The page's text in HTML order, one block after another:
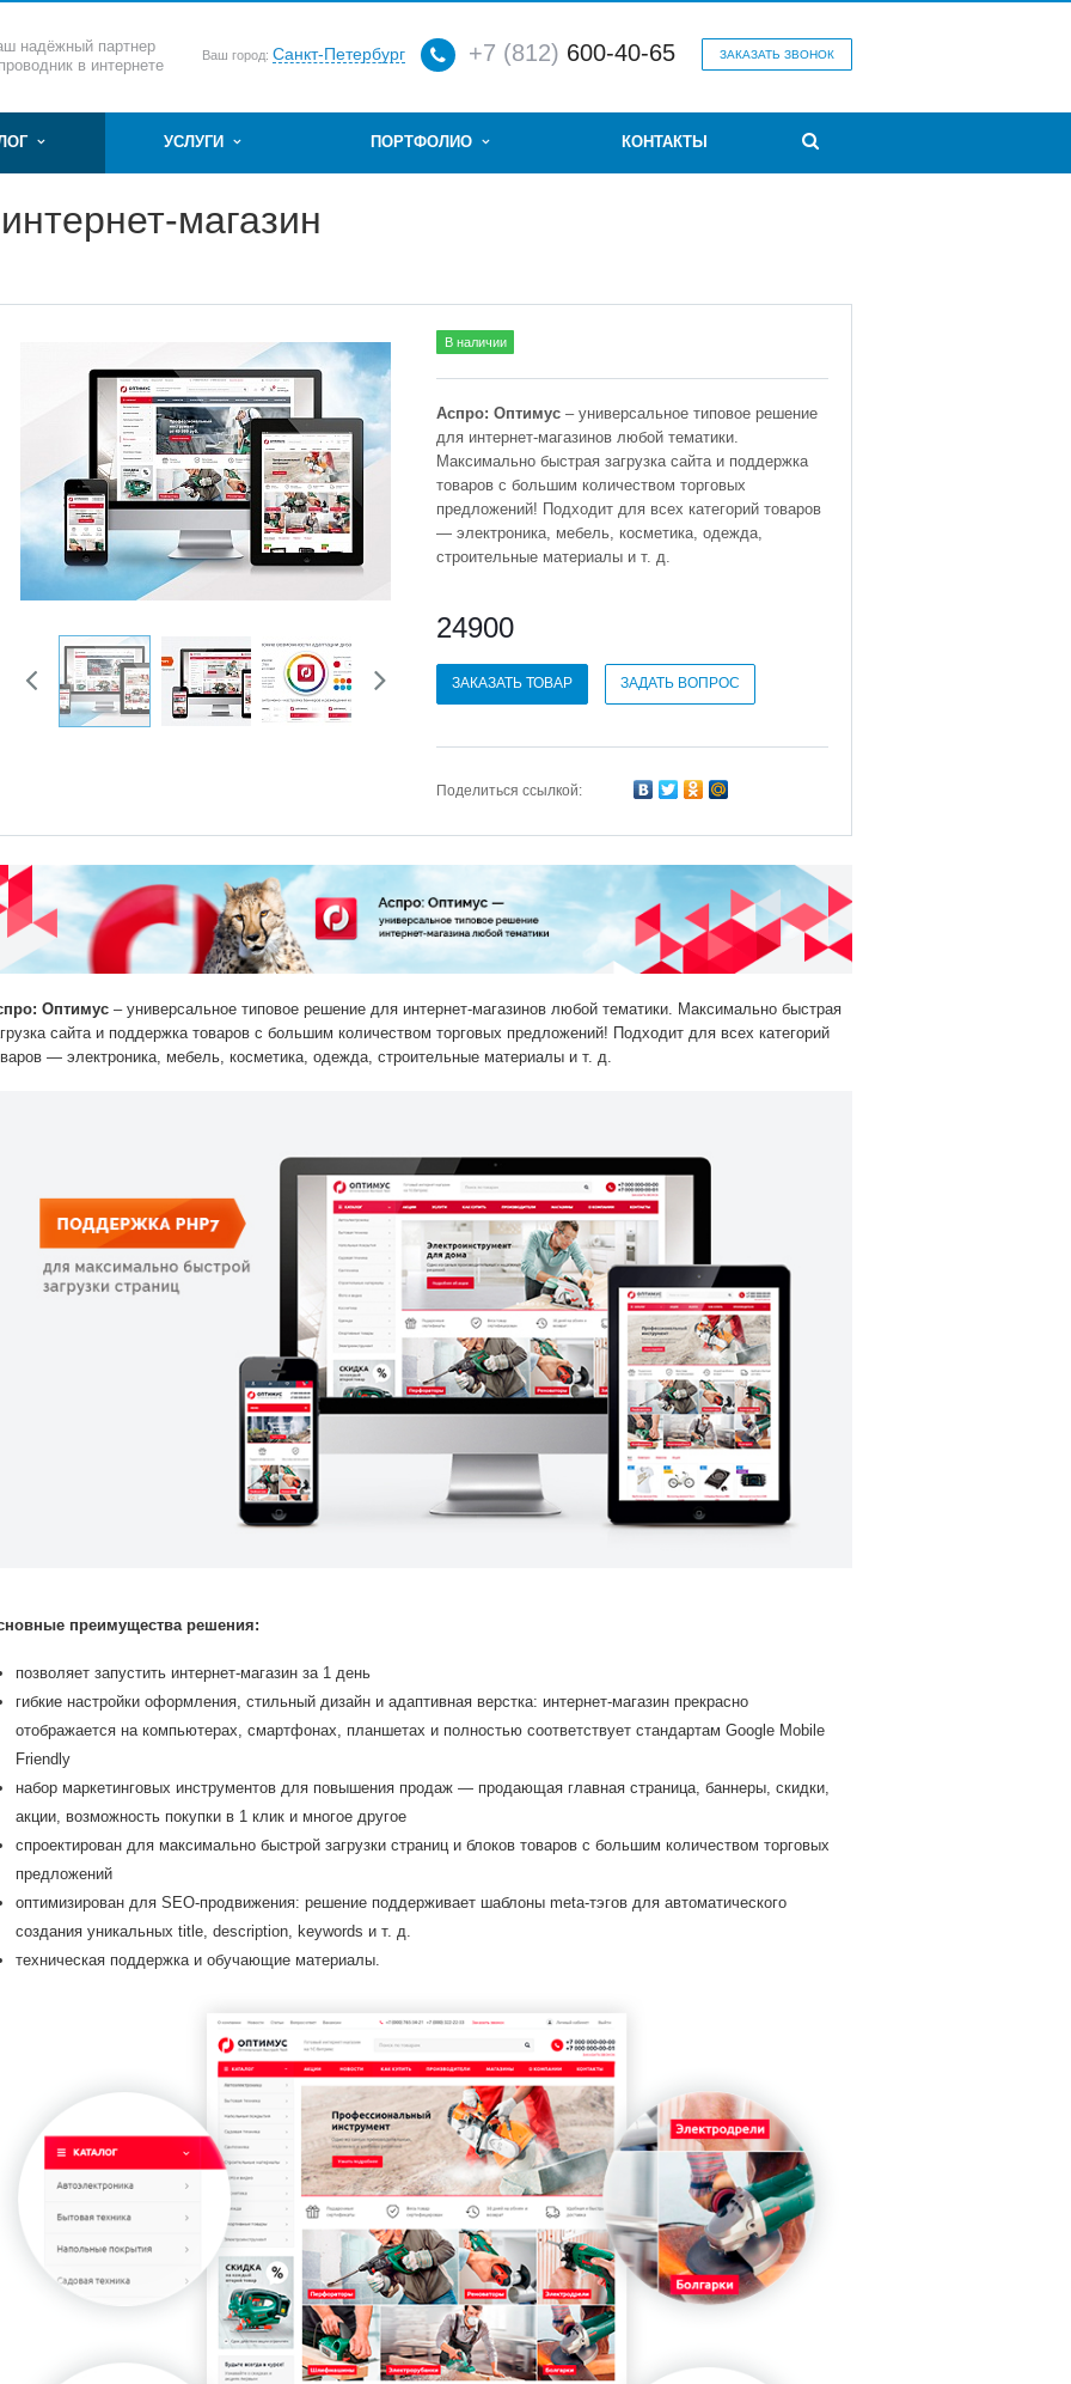
надёжный партнер
в интернете
Ваш город: Санкт-Петербург ЗАКАЗАТЬ ЗВОНОК
+7 (812) 600-40-65
УСЛУГИ ПОРТФОЛИО КОНТАКТЫ
магазин
Previous Next
В наличии
Аспро: Оптимус – универсальное типовое решение
для интернет-магазинов любой тематики.
Максимально быстрая загрузка сайта и поддержка
товаров с большим количеством торговых
предложений! Подходит для всех категорий товаров
— электроника, мебель, косметика, одежда,
строительные материалы и т. д.
24900
ЗАКАЗАТЬ ТОВАР ЗАДАТЬ ВОПРОС
Поделиться ссылкой:
Оптимус – универсальное типовое решение для интернет-магазинов любой тематики. Максимально быстрая
сайта и поддержка товаров с большим количеством торговых предложений! Подходит для всех категорий
— электроника, мебель, косметика, одежда, строительные материалы и т. д.
преимущества решения:
позволяет запустить интернет-магазин за 1 день
гибкие настройки оформления, стильный дизайн и адаптивная верстка: интернет-магазин прекрасно
отображается на компьютерах, смартфонах, планшетах и полностью соответствует стандартам Google Mobile
Friendly
набор маркетинговых инструментов для повышения продаж — продающая главная страница, баннеры, скидки,
акции, возможность покупки в 1 клик и многое другое
спроектирован для максимально быстрой загрузки страниц и блоков товаров с большим количеством торговых
предложений
оптимизирован для SEO-продвижения: решение поддерживает шаблоны meta-тэгов для автоматического
создания уникальных title, description, keywords и т. д.
техническая поддержка и обучающие материалы.